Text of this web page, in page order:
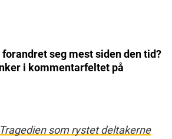
seg mest siden den tid?
i kommentarfeltet på
som rystet deltakerne